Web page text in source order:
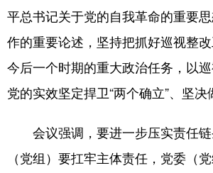
平总书记关于党的自我革命的重要
作的重要论述，坚持把抓好巡视整
今后一个时期的重大政治任务，以
党的实效坚定捍卫“两个确立”、坚决
会议强调，要进一步压实责任链
（党组）要扛牢主体责任，党委（